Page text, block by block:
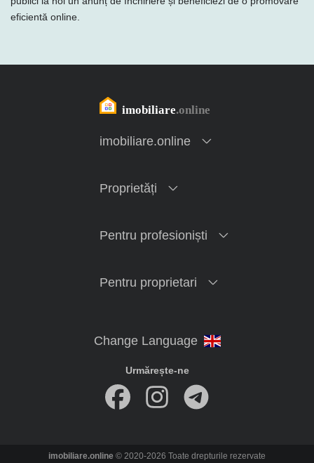
eficientă online.
imobiliare.online
Proprietăți
Pentru profesioniști
Pentru proprietari
Urmărește-ne
imobiliare.online © 2020-2026 Toate drepturile rezervate